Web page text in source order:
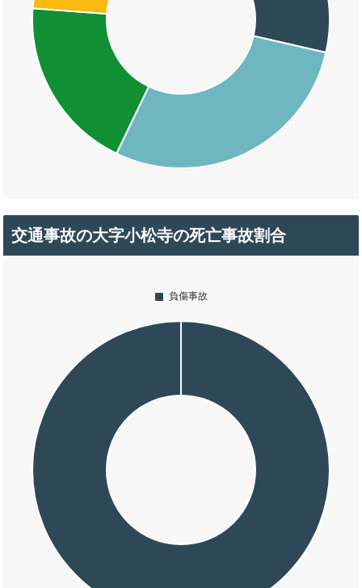
交通事故の大字小松寺の死亡事故割合